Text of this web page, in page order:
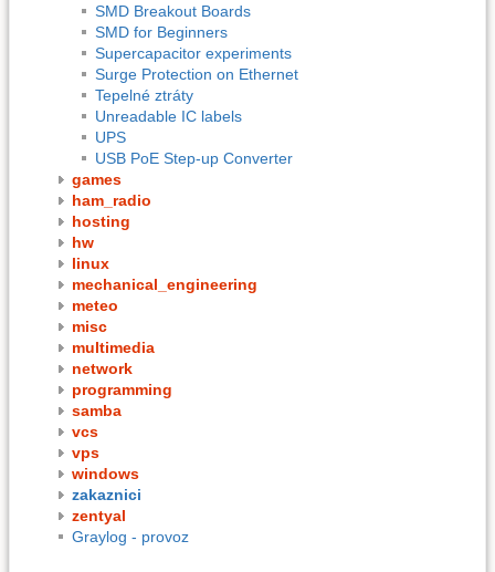
SMD Breakout Boards
SMD for Beginners
Supercapacitor experiments
Surge Protection on Ethernet
Tepelné ztráty
Unreadable IC labels
UPS
USB PoE Step-up Converter
games
ham_radio
hosting
hw
linux
mechanical_engineering
meteo
misc
multimedia
network
programming
samba
vcs
vps
windows
zakaznici
zentyal
Graylog - provoz